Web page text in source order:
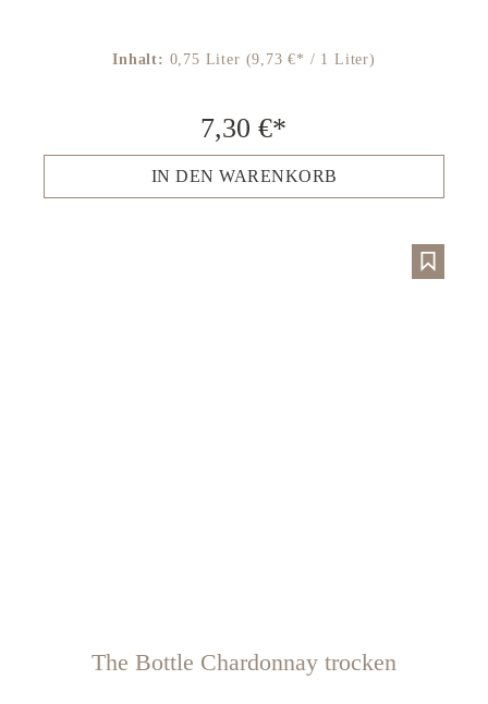
Inhalt: 0,75 Liter (9,73 €* / 1 Liter)
7,30 €*
IN DEN WARENKORB
The Bottle Chardonnay trocken